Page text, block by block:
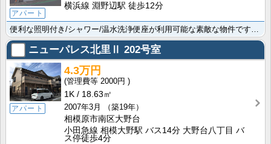
アパート
横浜線 淵野辺駅 徒歩12分
ニューパレス北里Ⅱ 202号室
アパート
4.3万円
2000円
1K
18.63㎡
2007年3月
（築19年）
相模原市南区大野台
小田急線 相模大野駅 バス14分 大野台八丁目 バ
ス停徒歩4分